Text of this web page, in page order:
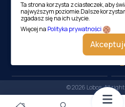
ul. M. Medweckiego 17, 31-
870 Kraków
tel.:12 413 20 00
biuro@lobos.pl
© 2026 Lobos. All
Ta strona korzysta z ciasteczek, aby
najwyższym poziomie.Dalsze
zgadasz się na ich użycie.
Więcej na Polityka prywatności